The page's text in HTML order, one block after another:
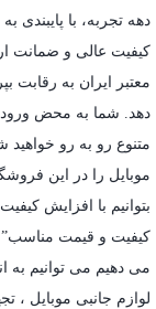
دهه تجربه، با
کیفیت عالی و ضمانت
معتبر ایران به رقابت
دهد. شما به محض
متنوع رو به رو خواهید
موبایل را در این
بتوانیم با افزایش
کیفیت و قیمت مناسب”
می دهیم می توانیم به
لوازم جانبی موبایل ،